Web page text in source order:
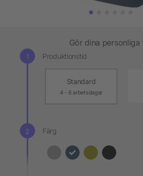
Gör dina personliga
Produktionstid
Standard
4 - 6 arbetsdagar
Färg